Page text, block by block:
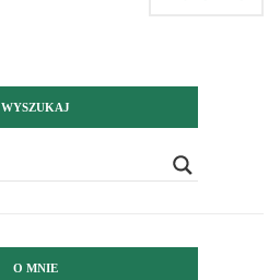
WYSZUKAJ
O MNIE